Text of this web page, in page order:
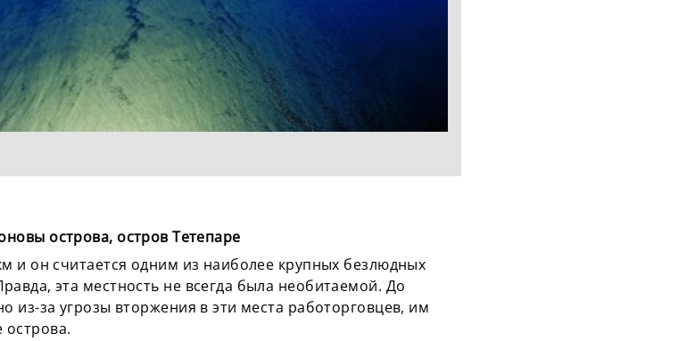
острова, остров Тетепаре
и он считается одним из наиболее крупных безлюдных
эта местность не всегда была необитаемой. До
из-за угрозы вторжения в эти места работорговцев, им
острова.